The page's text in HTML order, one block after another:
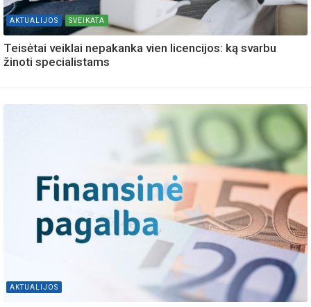
AKTUALIJOS SVEIKATA
Teisėtai veiklai nepakanka vien licencijos: ką svarbu
žinoti specialistams
AKTUALIJOS